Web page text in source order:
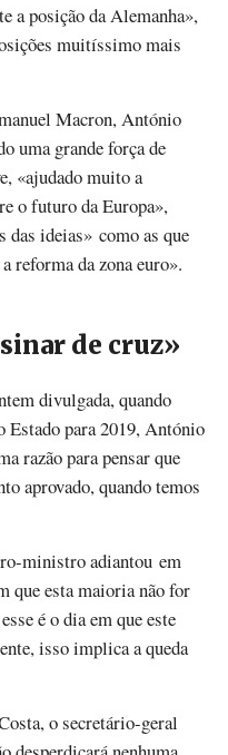
a posição da Alemanha»,
muitíssimo mais
Macron, António
uma grande força de
«ajudado muito a
o futuro da Europa»,
das ideias» como as que
reforma da zona euro».
de cruz»
divulgada, quando
Estado para 2019, António
razão para pensar que
aprovado, quando temos
ministro adiantou em
que esta maioria não for
é o dia em que este
isso implica a queda
o secretário-geral